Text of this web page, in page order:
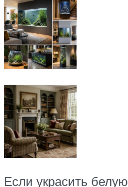
Если украсить белую